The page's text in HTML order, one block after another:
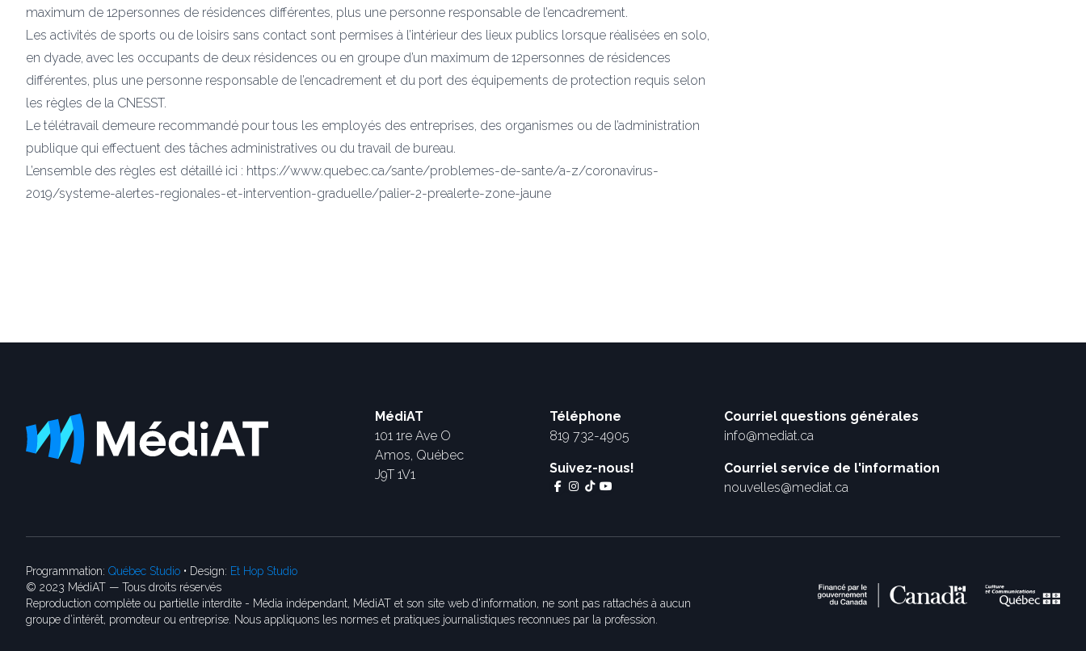
maximum de 12personnes de résidences différentes, plus une personne responsable de l’encadrement.
Les activités de sports ou de loisirs sans contact sont permises à l’intérieur des lieux publics lorsque réalisées en solo,
en dyade, avec les occupants de deux résidences ou en groupe d’un maximum de 12personnes de résidences
différentes, plus une personne responsable de l’encadrement et du port des équipements de protection requis selon
les règles de la CNESST.
Le télétravail demeure recommandé pour tous les employés des entreprises, des organismes ou de l’administration
publique qui effectuent des tâches administratives ou du travail de bureau.
L’ensemble des règles est détaillé ici : https://www.quebec.ca/sante/problemes-de-sante/a-z/coronavirus-
2019/systeme-alertes-regionales-et-intervention-graduelle/palier-2-prealerte-zone-jaune
MédiAT
101 1re Ave O
Amos, Québec
J9T 1V1
Téléphone
819 732-4905
Suivez-nous!
Courriel questions générales
info@mediat.ca
Courriel service de l'information
nouvelles@mediat.ca
Programmation: Québec Studio • Design: Et Hop Studio
© 2023 MédiAT — Tous droits réservés
Reproduction complète ou partielle interdite - Média indépendant, MédiAT et son site web d'information, ne sont pas rattachés à aucun
groupe d’intérêt, promoteur ou entreprise. Nous appliquons les normes et pratiques journalistiques reconnues par la profession.